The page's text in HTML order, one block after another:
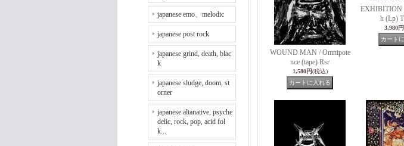
japanese emo、melodic
japanese post rock
japanese grind, death, blac
k
japanese sludge, doom, st
orner
japanese altanative, psyche
delic, rock, pop, acid fol
k...
WOUND MAN / Omnipote
nce (tape) Rsr
1,580円(税込)
EXHIBITION
h (Lp)
3,980円